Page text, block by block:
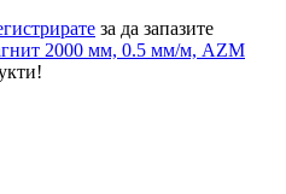
за да запазите
2000 мм, 0.5 мм/м, AZM